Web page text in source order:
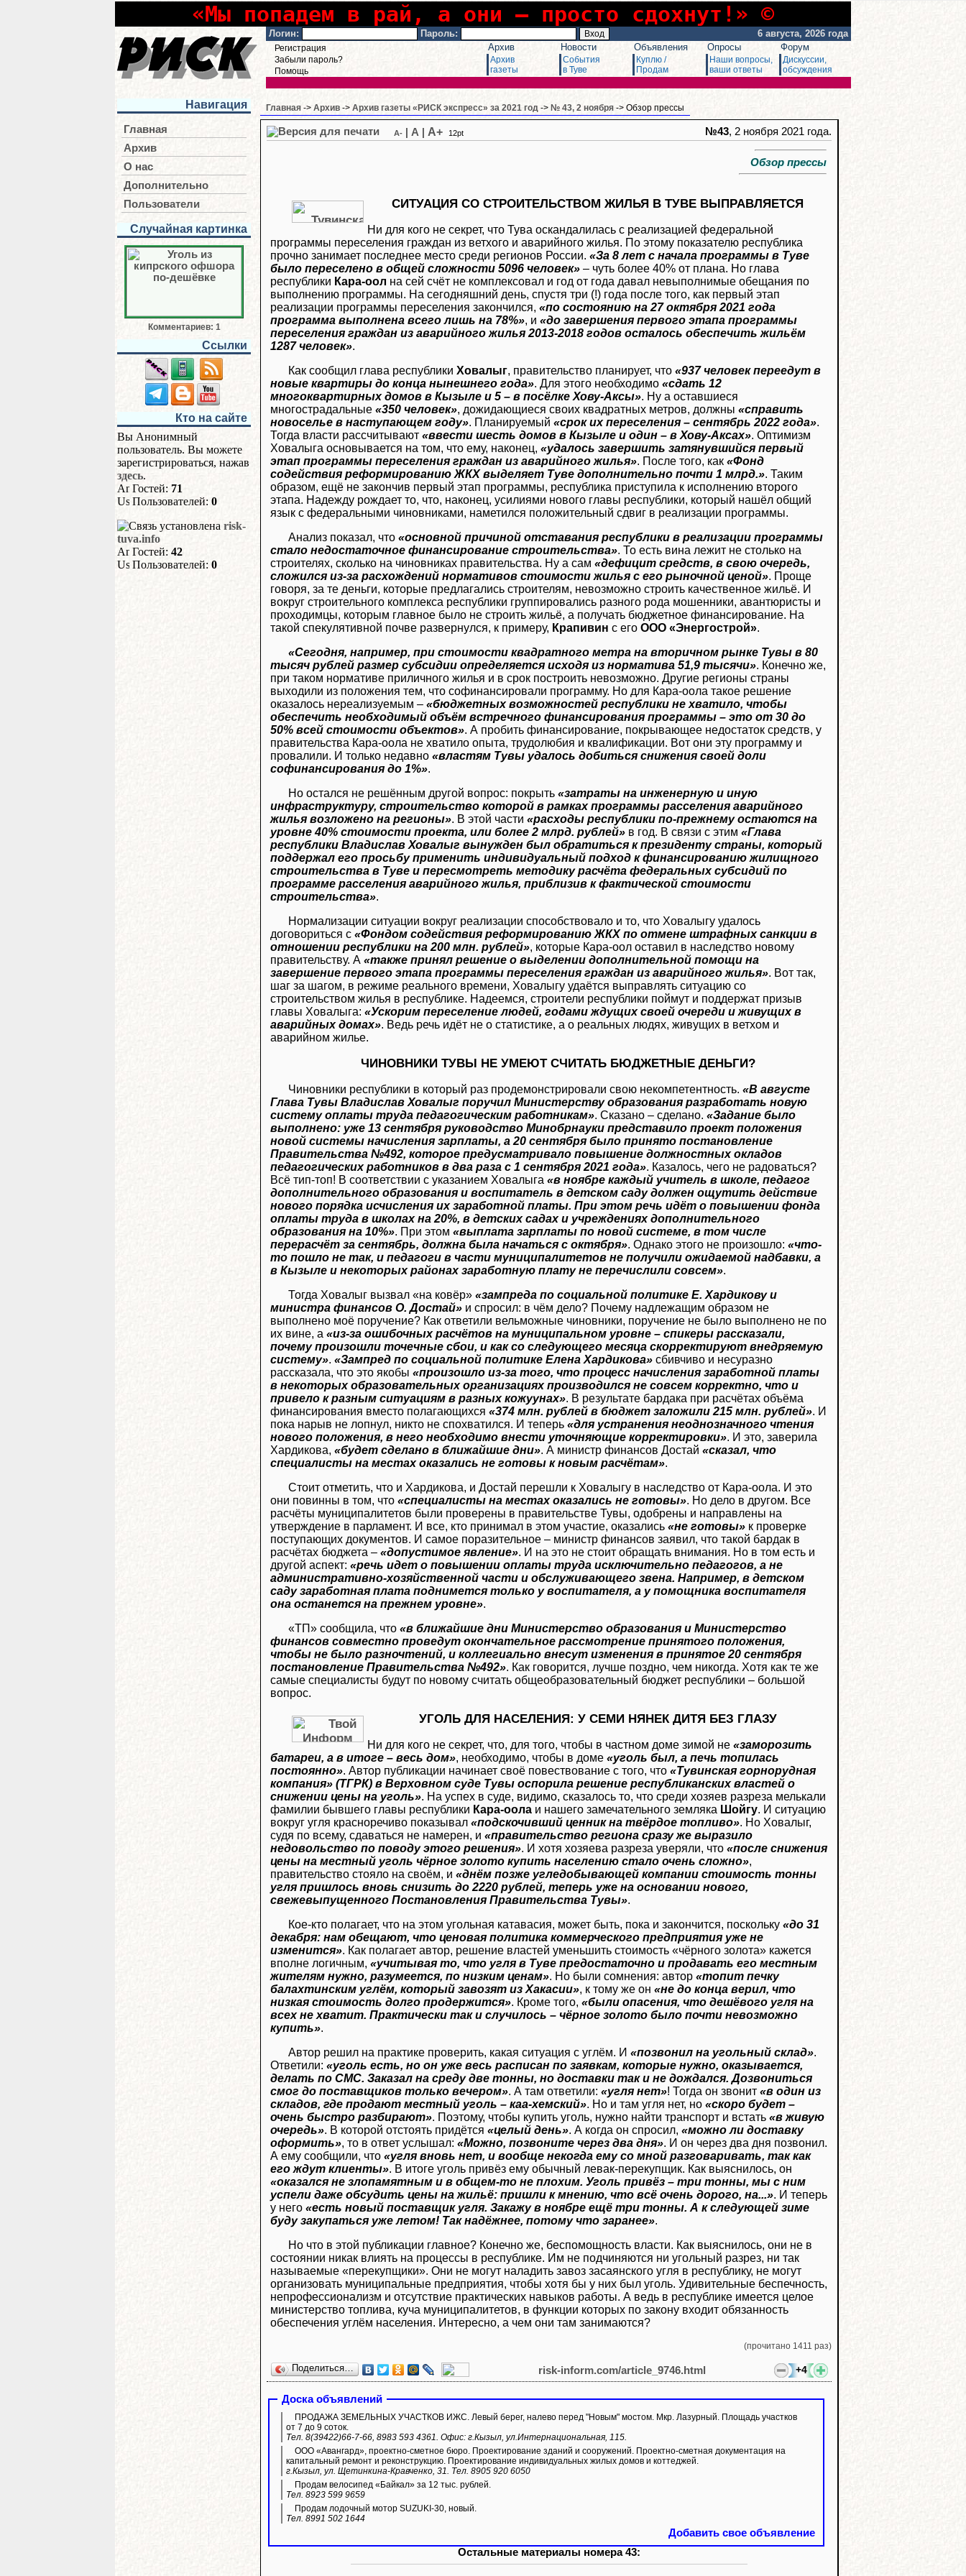
«Мы попадем в рай, а они – просто сдохнут!» ©
Логин: Пароль: 6 августа, 2026 года
Регистрация
Забыли пароль?
Помощь
Архив
Архив
газеты
Новости
События
в Туве
Объявления
Куплю /
Продам
Опросы
Наши вопросы,
ваши ответы
Форум
Дискуссии,
обсуждения
Навигация
Главная
Архив
О нас
Дополнительно
Пользователи
Случайная картинка
Комментариев: 1
Ссылки
Кто на сайте
Вы Анонимный
пользователь. Вы можете
зарегистрироваться, нажав
здесь.
Гостей: 71
Пользователей: 0
risk-
tuva.info
Гостей: 42
Пользователей: 0
Главная -> Архив -> Архив газеты «РИСК экспресс» за 2021 год -> № 43, 2 ноября -> Обзор прессы
A- A A+ 12pt №43, 2 ноября 2021 года.
Обзор прессы
СИТУАЦИЯ СО СТРОИТЕЛЬСТВОМ ЖИЛЬЯ В ТУВЕ ВЫПРАВЛЯЕТСЯ
Ни для кого не секрет, что Тува оскандалилась с реализацией федеральной
программы переселения граждан из ветхого и аварийного жилья. По этому показателю республика
прочно занимает последнее место среди регионов России. «За 8 лет с начала программы в Туве
было переселено в общей сложности 5096 человек» – чуть более 40% от плана. Но глава
республики Кара-оол на сей счёт не комплексовал и год от года давал невыполнимые обещания по
выполнению программы. На сегодняшний день, спустя три (!) года после того, как первый этап
реализации программы переселения закончился, «по состоянию на 27 октября 2021 года
программа выполнена всего лишь на 78%», и «до завершения первого этапа программы
переселения граждан из аварийного жилья 2013-2018 годов осталось обеспечить жильём
1287 человек».
Как сообщил глава республики Ховалыг, правительство планирует, что «937 человек переедут в
новые квартиры до конца нынешнего года». Для этого необходимо «сдать 12
многоквартирных домов в Кызыле и 5 – в посёлке Хову-Аксы». Ну а оставшиеся
многострадальные «350 человек», дожидающиеся своих квадратных метров, должны «справить
новоселье в наступающем году». Планируемый «срок их переселения – сентябрь 2022 года».
Тогда власти рассчитывают «ввести шесть домов в Кызыле и один – в Хову-Аксах». Оптимизм
Ховалыга основывается на том, что ему, наконец, «удалось завершить затянувшийся первый
этап программы переселения граждан из аварийного жилья». После того, как «Фонд
содействия реформированию ЖКХ выделяет Туве дополнительно почти 1 млрд.». Таким
образом, ещё не закончив первый этап программы, республика приступила к исполнению второго
этапа. Надежду рождает то, что, наконец, усилиями нового главы республики, который нашёл общий
язык с федеральными чиновниками, наметился положительный сдвиг в реализации программы.
Анализ показал, что «основной причиной отставания республики в реализации программы
стало недостаточное финансирование строительства». То есть вина лежит не столько на
строителях, сколько на чиновниках правительства. Ну а сам «дефицит средств, в свою очередь,
сложился из-за расхождений нормативов стоимости жилья с его рыночной ценой». Проще
говоря, за те деньги, которые предлагались строителям, невозможно строить качественное жильё. И
вокруг строительного комплекса республики группировались разного рода мошенники, авантюристы и
проходимцы, которым главное было не строить жильё, а получать бюджетное финансирование. На
такой спекулятивной почве развернулся, к примеру, Крапивин с его ООО «Энергострой».
«Сегодня, например, при стоимости квадратного метра на вторичном рынке Тувы в 80
тысяч рублей размер субсидии определяется исходя из норматива 51,9 тысячи». Конечно же,
при таком нормативе приличного жилья и в срок построить невозможно. Другие регионы страны
выходили из положения тем, что софинансировали программу. Но для Кара-оола такое решение
оказалось нереализуемым – «бюджетных возможностей республики не хватило, чтобы
обеспечить необходимый объём встречного финансирования программы – это от 30 до
50% всей стоимости объектов». А пробить финансирование, покрывающее недостаток средств, у
правительства Кара-оола не хватило опыта, трудолюбия и квалификации. Вот они эту программу и
провалили. И только недавно «властям Тувы удалось добиться снижения своей доли
софинансирования до 1%».
Но остался не решённым другой вопрос: покрыть «затраты на инженерную и иную
инфраструктуру, строительство которой в рамках программы расселения аварийного
жилья возложено на регионы». В этой части «расходы республики по-прежнему остаются на
уровне 40% стоимости проекта, или более 2 млрд. рублей» в год. В связи с этим «Глава
республики Владислав Ховалыг вынужден был обратиться к президенту страны, который
поддержал его просьбу применить индивидуальный подход к финансированию жилищного
строительства в Туве и пересмотреть методику расчёта федеральных субсидий по
программе расселения аварийного жилья, приблизив к фактической стоимости
строительства».
Нормализации ситуации вокруг реализации способствовало и то, что Ховалыгу удалось
договориться с «Фондом содействия реформированию ЖКХ по отмене штрафных санкции в
отношении республики на 200 млн. рублей», которые Кара-оол оставил в наследство новому
правительству. А «также принял решение о выделении дополнительной помощи на
завершение первого этапа программы переселения граждан из аварийного жилья». Вот так,
шаг за шагом, в режиме реального времени, Ховалыгу удаётся выправлять ситуацию со
строительством жилья в республике. Надеемся, строители республики поймут и поддержат призыв
главы Ховалыга: «Ускорим переселение людей, годами ждущих своей очереди и живущих в
аварийных домах». Ведь речь идёт не о статистике, а о реальных людях, живущих в ветхом и
аварийном жилье.
ЧИНОВНИКИ ТУВЫ НЕ УМЕЮТ СЧИТАТЬ БЮДЖЕТНЫЕ ДЕНЬГИ?
Чиновники республики в который раз продемонстрировали свою некомпетентность. «В августе
Глава Тувы Владислав Ховалыг поручил Министерству образования разработать новую
систему оплаты труда педагогическим работникам». Сказано – сделано. «Задание было
выполнено: уже 13 сентября руководство Минобрнауки представило проект положения
новой системы начисления зарплаты, а 20 сентября было принято постановление
Правительства №492, которое предусматривало повышение должностных окладов
педагогических работников в два раза с 1 сентября 2021 года». Казалось, чего не радоваться?
Всё тип-топ! В соответствии с указанием Ховалыга «в ноябре каждый учитель в школе, педагог
дополнительного образования и воспитатель в детском саду должен ощутить действие
нового порядка исчисления их заработной платы. При этом речь идёт о повышении фонда
оплаты труда в школах на 20%, в детских садах и учреждениях дополнительного
образования на 10%». При этом «выплата зарплаты по новой системе, в том числе
перерасчёт за сентябрь, должна была начаться с октября». Однако этого не произошло: «что-
то пошло не так, и педагоги в части муниципалитетов не получили ожидаемой надбавки, а
в Кызыле и некоторых районах заработную плату не перечислили совсем».
Тогда Ховалыг вызвал «на ковёр» «зампреда по социальной политике Е. Хардикову и
министра финансов О. Достай» и спросил: в чём дело? Почему надлежащим образом не
выполнено моё поручение? Как ответили вельможные чиновники, поручение не было выполнено не по
их вине, а «из-за ошибочных расчётов на муниципальном уровне – спикеры рассказали,
почему произошли точечные сбои, и как со следующего месяца скорректируют внедряемую
систему». «Зампред по социальной политике Елена Хардикова» сбивчиво и несуразно
рассказала, что это якобы «произошло из-за того, что процесс начисления заработной платы
в некоторых образовательных организациях производился не совсем корректно, что и
привело к разным ситуациям в разных кожуунах». В результате бардака при расчётах объёма
финансирования вместо полагающихся «374 млн. рублей в бюджет заложили 215 млн. рублей». И
пока нарыв не лопнул, никто не спохватился. И теперь «для устранения неоднозначного чтения
нового положения, в него необходимо внести уточняющие корректировки». И это, заверила
Хардикова, «будет сделано в ближайшие дни». А министр финансов Достай «сказал, что
специалисты на местах оказались не готовы к новым расчётам».
Стоит отметить, что и Хардикова, и Достай перешли к Ховалыгу в наследство от Кара-оола. И это
они повинны в том, что «специалисты на местах оказались не готовы». Но дело в другом. Все
расчёты муниципалитетов были проверены в правительстве Тувы, одобрены и направлены на
утверждение в парламент. И все, кто принимал в этом участие, оказались «не готовы» к проверке
поступающих документов. И самое поразительное – министр финансов заявил, что такой бардак в
расчётах бюджета – «допустимое явление». И на это не стоит обращать внимания. Но в том есть и
другой аспект: «речь идет о повышении оплаты труда исключительно педагогов, а не
административно-хозяйственной части и обслуживающего звена. Например, в детском
саду заработная плата поднимется только у воспитателя, а у помощника воспитателя
она останется на прежнем уровне».
«ТП» сообщила, что «в ближайшие дни Министерство образования и Министерство
финансов совместно проведут окончательное рассмотрение принятого положения,
чтобы не было разночтений, и коллегиально внесут изменения в принятое 20 сентября
постановление Правительства №492». Как говорится, лучше поздно, чем никогда. Хотя как те же
самые специалисты будут по новому считать общеобразовательный бюджет республики – большой
вопрос.
УГОЛЬ ДЛЯ НАСЕЛЕНИЯ: У СЕМИ НЯНЕК ДИТЯ БЕЗ ГЛАЗУ
Ни для кого не секрет, что, для того, чтобы в частном доме зимой не «заморозить
батареи, а в итоге – весь дом», необходимо, чтобы в доме «уголь был, а печь топилась
постоянно». Автор публикации начинает своё повествование с того, что «Тувинская горнорудная
компания» (ТГРК) в Верховном суде Тувы оспорила решение республиканских властей о
снижении цены на уголь». На успех в суде, видимо, сказалось то, что среди хозяев разреза мелькали
фамилии бывшего главы республики Кара-оола и нашего замечательного земляка Шойгу. И ситуацию
вокруг угля красноречиво показывал «подскочивший ценник на твёрдое топливо». Но Ховалыг,
судя по всему, сдаваться не намерен, и «правительство региона сразу же выразило
недовольство по поводу этого решения». И хотя хозяева разреза уверяли, что «после снижения
цены на местный уголь чёрное золото купить населению стало очень сложно»,
правительство стояло на своём, и «днём позже угледобывающей компании стоимость тонны
угля пришлось вновь снизить до 2220 рублей, теперь уже на основании нового,
свежевыпущенного Постановления Правительства Тувы».
Кое-кто полагает, что на этом угольная катавасия, может быть, пока и закончится, поскольку «до 31
декабря: нам обещают, что ценовая политика коммерческого предприятия уже не
изменится». Как полагает автор, решение властей уменьшить стоимость «чёрного золота» кажется
вполне логичным, «учитывая то, что угля в Туве предостаточно и продавать его местным
жителям нужно, разумеется, по низким ценам». Но были сомнения: автор «топит печку
балахтинским углём, который завозят из Хакасии», к тому же он «не до конца верил, что
низкая стоимость долго продержится». Кроме того, «были опасения, что дешёвого угля на
всех не хватит. Практически так и случилось – чёрное золото было почти невозможно
купить».
Автор решил на практике проверить, какая ситуация с углём. И «позвонил на угольный склад».
Ответили: «уголь есть, но он уже весь расписан по заявкам, которые нужно, оказывается,
делать по СМС. Заказал на среду две тонны, но доставки так и не дождался. Дозвониться
смог до поставщиков только вечером». А там ответили: «угля нет»! Тогда он звонит «в один из
складов, где продают местный уголь – каа-хемский». Но и там угля нет, но «скоро будет –
очень быстро разбирают». Поэтому, чтобы купить уголь, нужно найти транспорт и встать «в живую
очередь». В которой отстоять придётся «целый день». А когда он спросил, «можно ли доставку
оформить», то в ответ услышал: «Можно, позвоните через два дня». И он через два дня позвонил.
А ему сообщили, что «угля вновь нет, и вообще некогда ему со мной разговаривать, так как
его ждут клиенты». В итоге уголь привёз ему обычный левак-перекупщик. Как выяснилось, он
«оказался не злопамятным и в общем-то не плохим. Уголь привёз – три тонны, мы с ним
успели даже обсудить цены на жильё: пришли к мнению, что всё очень дорого, на...». И теперь
у него «есть новый поставщик угля. Закажу в ноябре ещё три тонны. А к следующей зиме
буду закупаться уже летом! Так надёжнее, потому что заранее».
Но что в этой публикации главное? Конечно же, беспомощность власти. Как выяснилось, они не в
состоянии никак влиять на процессы в республике. Им не подчиняются ни угольный разрез, ни так
называемые «перекупщики». Они не могут наладить завоз засаянского угля в республику, не могут
организовать муниципальные предприятия, чтобы хотя бы у них был уголь. Удивительные беспечность,
непрофессионализм и отсутствие практических навыков работы. А ведь в республике имеется целое
министерство топлива, куча муниципалитетов, в функции которых по закону входит обязанность
обеспечения углём населения. Интересно, а чем они там занимаются?
(прочитано 1411 раз)
Поделиться… +4
risk-inform.com/article_9746.html
Доска объявлений
ПРОДАЖА ЗЕМЕЛЬНЫХ УЧАСТКОВ ИЖС. Левый берег, налево перед "Новым" мостом. Мкр. Лазурный. Площадь участков
от 7 до 9 соток.
Тел. 8(39422)66-7-66, 8983 593 4361. Офис: г.Кызыл, ул.Интернациональная, 115.
ООО «Авангард», проектно-сметное бюро. Проектирование зданий и сооружений. Проектно-сметная документация на
капитальный ремонт и реконструкцию. Проектирование индивидуальных жилых домов и коттеджей.
г.Кызыл, ул. Щетинкина-Кравченко, 31. Тел. 8905 920 6050
Продам велосипед «Байкал» за 12 тыс. рублей.
Тел. 8923 599 9659
Продам лодочный мотор SUZUKI-30, новый.
Тел. 8991 502 1644
Добавить свое объявление
Остальные материалы номера 43: